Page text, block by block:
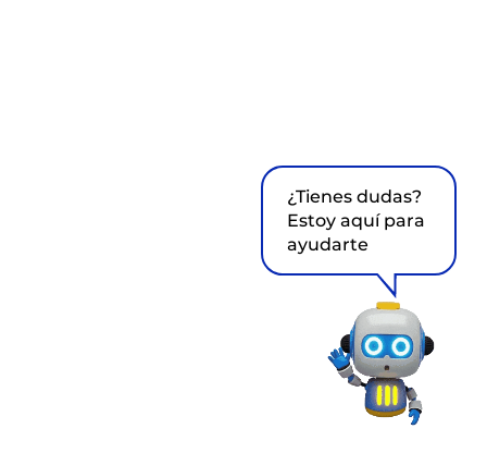
¿Tienes dudas?
Estoy aquí para
ayudarte